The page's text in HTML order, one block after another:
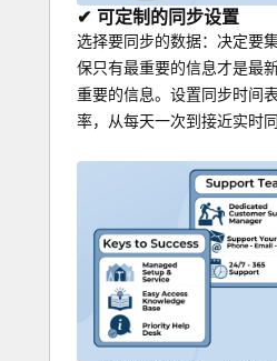
✔ 可定制的同步设置
选择要同步的数据：决定要
保只有最重要的信息才是最
重要的信息。设置同步时间
率，从每天一次到接近实时